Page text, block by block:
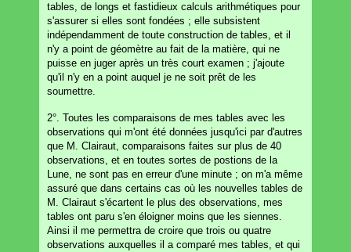
tables, de longs et fastidieux calculs arithmétiques pour
s'assurer si elles sont fondées ; elle subsistent
indépendamment de toute construction de tables, et il
n'y a point de géomètre au fait de la matière, qui ne
puisse en juger après un très court examen ; j'ajoute
qu'il n'y en a point auquel je ne soit prêt de les
soumettre.
2°. Toutes les comparaisons de mes tables avec les
observations qui m'ont été données jusqu'ici par d'autres
que M. Clairaut, comparaisons faites sur plus de 40
observations, et en toutes sortes de postions de la
Lune, ne sont pas en erreur d'une minute ; on m'a même
assuré que dans certains cas où les nouvelles tables de
M. Clairaut s'écartent le plus des observations, mes
tables ont paru s'en éloigner moins que les siennes.
Ainsi il me permettra de croire que trois ou quatre
observations auxquelles il a comparé mes tables, et qui